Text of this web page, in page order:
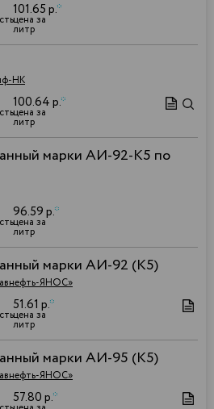
101.65 р.*
цена за
литр
НК
100.64 р.*
цена за
литр
марки АИ-92-К5 по
96.59 р.*
цена за
литр
марки АИ-92 (К5)
ЯНОС»
51.61 р.*
цена за
литр
марки АИ-95 (К5)
ЯНОС»
57.80 р.*